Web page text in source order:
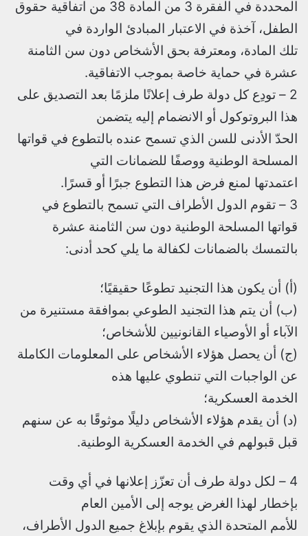
المحددة في الفقرة 3 من المادة 38 من اتفاقية حقوق
الطفل، آخذة في الاعتبار المبادئ الواردة في
تلك المادة، ومعترفة بحق الأشخاص دون سن الثامنة
عشرة في حماية خاصة بموجب الاتفاقية.
2 – تودِع كل دولة طرف إعلانًا ملزمًا بعد التصديق على
هذا البروتوكول أو الانضمام إليه يتضمن
الحدّ الأدنى للسن الذي تسمح عنده بالتطوع في قواتها
المسلحة الوطنية ووصفًا للضمانات التي
اعتمدتها لمنع فرض هذا التطوع جبرًا أو قسرًا.
3 – تقوم الدول الأطراف التي تسمح بالتطوع في
قواتها المسلحة الوطنية دون سن الثامنة عشرة
بالتمسك بالضمانات لكفالة ما يلي كحد أدنى:
(أ) أن يكون هذا التجنيد تطوعًا حقيقيًا؛
(ب) أن يتم هذا التجنيد الطوعي بموافقة مستنيرة من
الآباء أو الأوصياء القانونيين للأشخاص؛
(ج) أن يحصل هؤلاء الأشخاص على المعلومات الكاملة
عن الواجبات التي تنطوي عليها هذه
الخدمة العسكرية؛
(د) أن يقدم هؤلاء الأشخاص دليلًا موثوقًا به عن سنهم
قبل قبولهم في الخدمة العسكرية الوطنية.
4 – لكل دولة طرف أن تعزّز إعلانها في أي وقت
بإخطار لهذا الغرض يوجه إلى الأمين العام
للأمم المتحدة الذي يقوم بإبلاغ جميع الدول الأطراف،